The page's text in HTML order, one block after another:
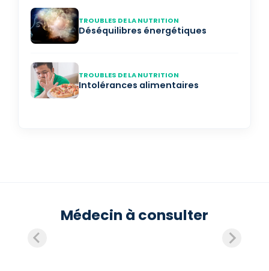
TROUBLES DE LA NUTRITION
Déséquilibres énergétiques
TROUBLES DE LA NUTRITION
Intolérances alimentaires
Médecin à consulter